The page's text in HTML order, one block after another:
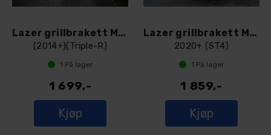
Lazer grillbrakett Mercedes Vito
(2014+)(Triple-R)
1 På lager
1 699,-
Kjøp
Lazer grillbrakett Mercedes Vito
2020+ (ST4)
1 På lager
1 859,-
Kjøp